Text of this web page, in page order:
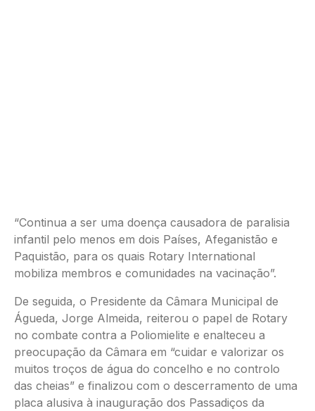
“Continua a ser uma doença causadora de paralisia
infantil pelo menos em dois Países, Afeganistão e
Paquistão, para os quais Rotary International
mobiliza membros e comunidades na vacinação”.
De seguida, o Presidente da Câmara Municipal de
Águeda, Jorge Almeida, reiterou o papel de Rotary
no combate contra a Poliomielite e enalteceu a
preocupação da Câmara em “cuidar e valorizar os
muitos troços de água do concelho e no controlo
das cheias” e finalizou com o descerramento de uma
placa alusiva à inauguração dos Passadiços da